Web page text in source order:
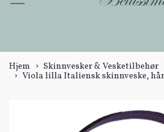
Hjem Skinnvesker & Vesketilbehør
Viola lilla Italiensk skinnveske,